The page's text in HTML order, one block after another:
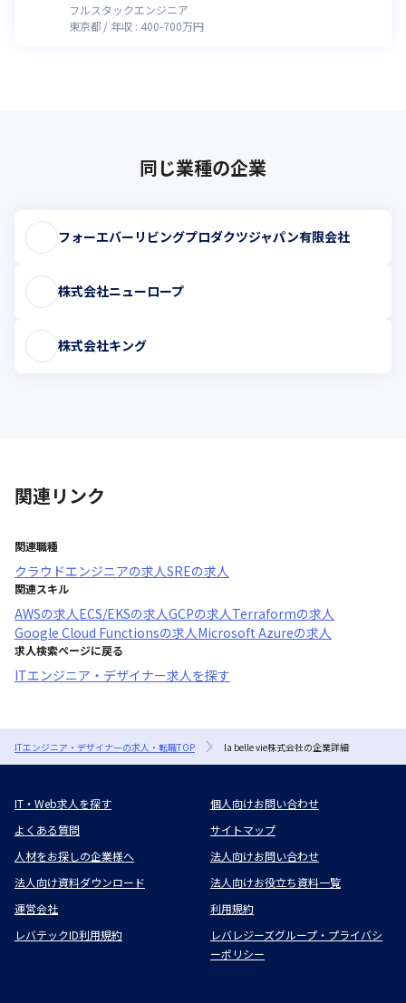
フルスタックエンジニア
東京都
年収 : 400-700万円
同じ業種の企業
フォーエバーリビングプロダクツジャパン有限会社
株式会社ニューロープ
株式会社キング
関連リンク
関連職種
クラウドエンジニアの求人SREの求人
関連スキル
AWSの求人 ECS/EKSの求人GCPの求人 Terraformの求人
Google Cloud Functionsの求人 Microsoft Azureの求人
求人検索ページに戻る
ITエンジニア・デザイナー求人を探す
ITエンジニア・デザイナーの求人・転職TOP la belle vie株式会社の企業詳細
IT・Web求人を探す
個人向けお問い合わせ
よくある質問
サイトマップ
人材をお探しの企業様へ
法人向けお問い合わせ
法人向け資料ダウンロード
法人向けお役立ち資料一覧
運営会社
利用規約
レバテックID利用規約
レバレジーズグループ・プライバシ
ーポリシー